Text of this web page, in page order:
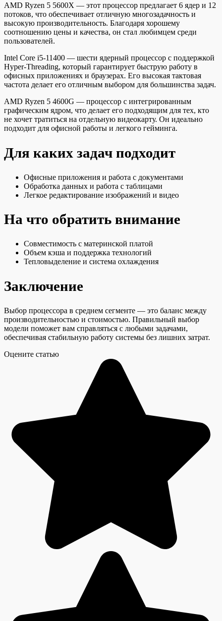
AMD Ryzen 5 5600X — этот процессор предлагает 6 ядер и 12
потоков, что обеспечивает отличную многозадачность и
высокую производительность. Благодаря хорошему
соотношению цены и качества, он стал любимцем среди
пользователей.
Intel Core i5-11400 — шести ядерный процессор с поддержкой
Hyper-Threading, который гарантирует быструю работу в
офисных приложениях и браузерах. Его высокая тактовая
частота делает его отличным выбором для большинства задач.
AMD Ryzen 5 4600G — процессор с интегрированным
графическим ядром, что делает его подходящим для тех, кто
не хочет тратиться на отдельную видеокарту. Он идеально
подходит для офисной работы и легкого гейминга.
Для каких задач подходит
Офисные приложения и работа с документами
Обработка данных и работа с таблицами
Легкое редактирование изображений и видео
На что обратить внимание
Совместимость с материнской платой
Объем кэша и поддержка технологий
Тепловыделение и система охлаждения
Заключение
Выбор процессора в среднем сегменте — это баланс между
производительностью и стоимостью. Правильный выбор
модели поможет вам справляться с любыми задачами,
обеспечивая стабильную работу системы без лишних затрат.
Оцените статью